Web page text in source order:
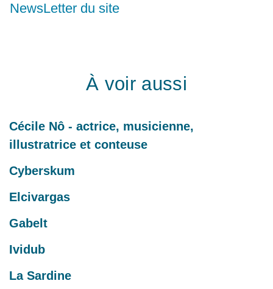
NewsLetter du site
À voir aussi
Cécile Nô - actrice, musicienne,
illustratrice et conteuse
Cyberskum
Elcivargas
Gabelt
Ividub
La Sardine